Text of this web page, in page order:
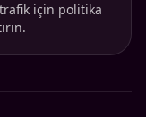
için politika